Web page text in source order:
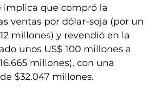
implica que compró la
ventas por dólar-soja (por un
millones) y revendió en la
unos US$ 100 millones a
millones), con una
$32.047 millones.